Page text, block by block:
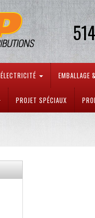
ÉLECTRICITÉ EMBALLAGE
PROJET SPÉCIAUX